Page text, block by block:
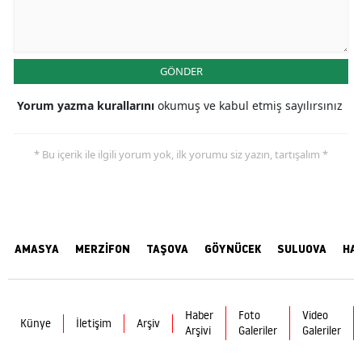
GÖNDER
Yorum yazma kurallarını okumuş ve kabul etmiş sayılırsınız
* Bu içerik ile ilgili yorum yok, ilk yorumu siz yazın, tartışalım *
AMASYA MERZİFON TAŞOVA GÖYNÜCEK SULUOVA
Künye İletişim Arşiv
Haber
Arşivi
Foto
Galeriler
Video
Galeriler